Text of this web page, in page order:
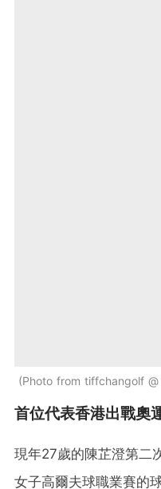
Photo from tiffchangolf @
首位代表香港出戰奧
現年27歲的陳芷澄第二
女子高爾夫球職業賽的